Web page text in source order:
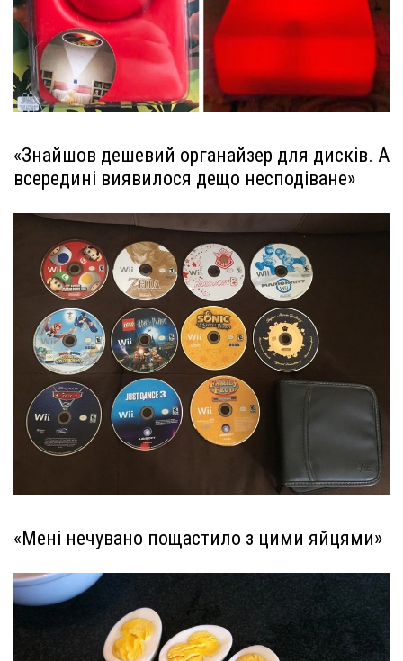
«Знайшов дешевий органайзер для дисків. А
всередині виявилося дещо несподіване»
«Мені нечувано пощастило з цими яйцями»